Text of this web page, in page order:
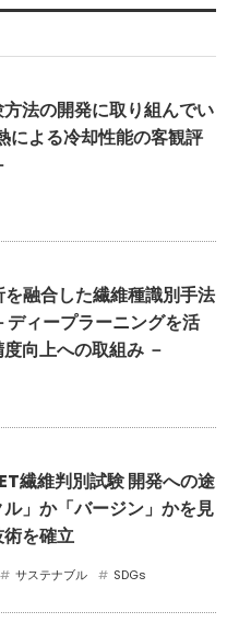
法の開発に取り組んでい
による冷却性能の客観評
融合した繊維種識別手法
ディープラーニングを活
向上への取組み －
繊維判別試験 開発への途
」か「バージン」かを見
術を確立
サステナブル SDGs